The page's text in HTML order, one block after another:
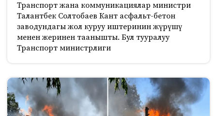
Транспорт жана коммуникациялар министри
Талантбек Солтобаев Кант асфальт-бетон
заводундагы жол куруу иштеринин жүрүшү
менен жеринен таанышты. Бул тууралуу
Транспорт министрлиги